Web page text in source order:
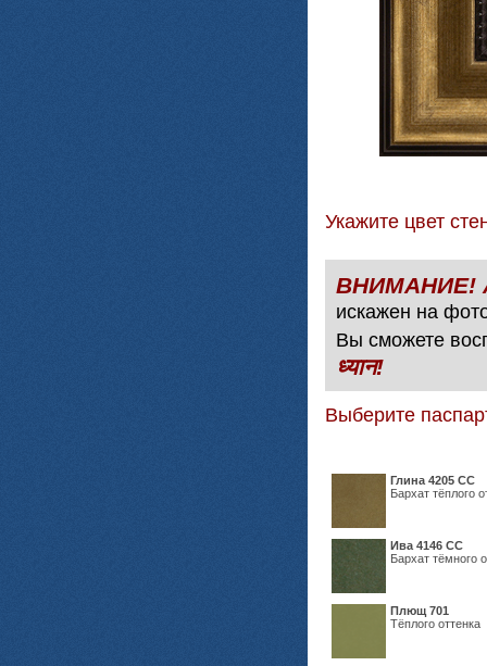
Укажите цвет
искажен на
Вы сможете
ध्यान!
Выберите
Глина 4205 СС
Бархат тёплого
Ива 4146 СС
Бархат тёмного
Плющ 701
Тёплого оттенка